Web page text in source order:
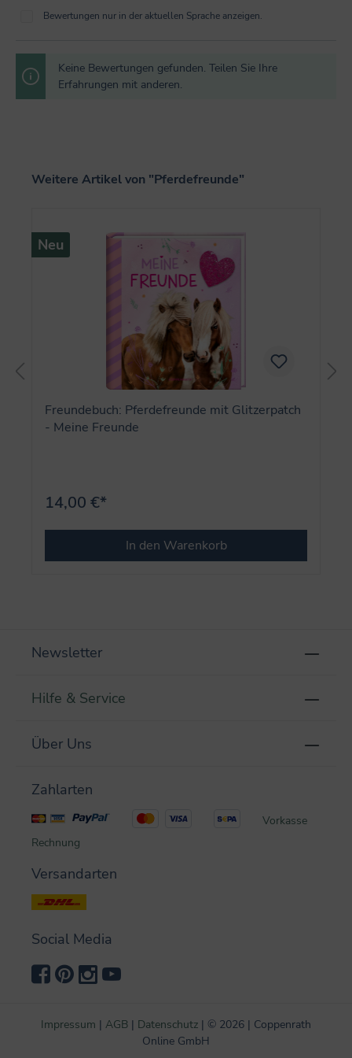
Bewertungen nur in der aktuellen Sprache anzeigen.
Keine Bewertungen gefunden. Teilen Sie Ihre
Erfahrungen mit anderen.
Produktgalerie überspringen
Weitere Artikel von "Pferdefreunde"
Neu
Freundebuch: Pferdefreunde mit Glitzerpatch
- Meine Freunde
14,00 €*
In den Warenkorb
Newsletter
Hilfe & Service
Über Uns
Zahlarten
Vorkasse
Rechnung
Versandarten
Social Media
Impressum | AGB | Datenschutz | © 2026 | Coppenrath
Online GmbH